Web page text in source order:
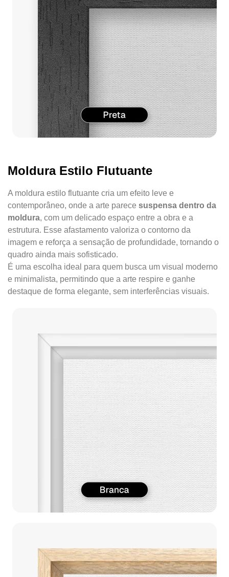
Moldura Estilo Flutuante
A moldura estilo flutuante cria um efeito leve e
contemporâneo, onde a arte parece suspensa dentro da
moldura, com um delicado espaço entre a obra e a
estrutura. Esse afastamento valoriza o contorno da
imagem e reforça a sensação de profundidade, tornando o
quadro ainda mais sofisticado.
É uma escolha ideal para quem busca um visual moderno
e minimalista, permitindo que a arte respire e ganhe
destaque de forma elegante, sem interferências visuais.